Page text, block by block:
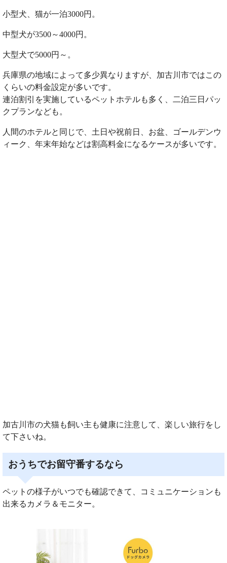
小型犬、猫が一泊3000円。
中型犬が3500～4000円。
大型犬で5000円～。
兵庫県の地域によって多少異なりますが、加古川市ではこの
くらいの料金設定が多いです。
連泊割引を実施しているペットホテルも多く、二泊三日パッ
クプランなども。
人間のホテルと同じで、土日や祝前日、お盆、ゴールデンウ
ィーク、年末年始などは割高料金になるケースが多いです。
加古川市の犬猫も飼い主も健康に注意して、楽しい旅行をし
て下さいね。
おうちでお留守番するなら
ペットの様子がいつでも確認できて、コミュニケーションも
出来るカメラ＆モニター。